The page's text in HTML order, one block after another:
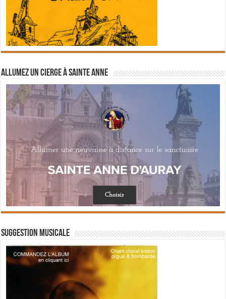
Allumez un cierge à Sainte Anne
Suggestion musicale